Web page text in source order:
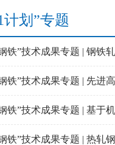
计划”专题
铁”技术成果专题 | 钢铁
铁”技术成果专题 | 先进
铁”技术成果专题 | 基于
铁”技术成果专题 | 热轧